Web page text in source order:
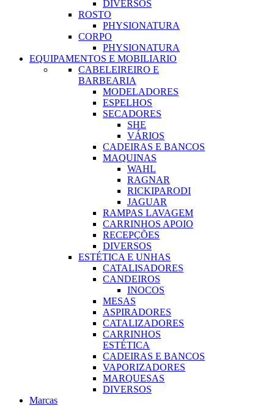
DIVERSOS
ROSTO
PHYSIONATURA
CORPO
PHYSIONATURA
EQUIPAMENTOS E MOBILIARIO
CABELEIREIRO E
BARBEARIA
MODELADORES
ESPELHOS
SECADORES
SHE
VÁRIOS
CADEIRAS E BANCOS
MAQUINAS
WAHL
RAGNAR
RICKIPARODI
JAGUAR
RAMPAS LAVAGEM
CARRINHOS APOIO
RECEPÇÕES
DIVERSOS
ESTÉTICA E UNHAS
CATALISADORES
CANDEIROS
INOCOS
MESAS
ASPIRADORES
CATALIZADORES
CARRINHOS
ESTÉTICA
CADEIRAS E BANCOS
VAPORIZADORES
MARQUESAS
DIVERSOS
Marcas